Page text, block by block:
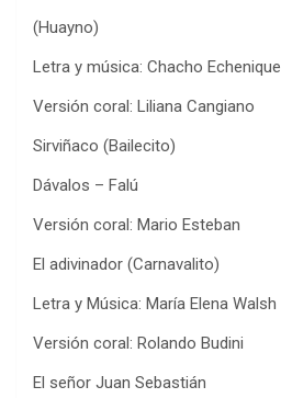
(Huayno)
Letra y música: Chacho Echenique
Versión coral: Liliana Cangiano
Sirviñaco (Bailecito)
Dávalos – Falú
Versión coral: Mario Esteban
El adivinador (Carnavalito)
Letra y Música: María Elena Walsh
Versión coral: Rolando Budini
El señor Juan Sebastián